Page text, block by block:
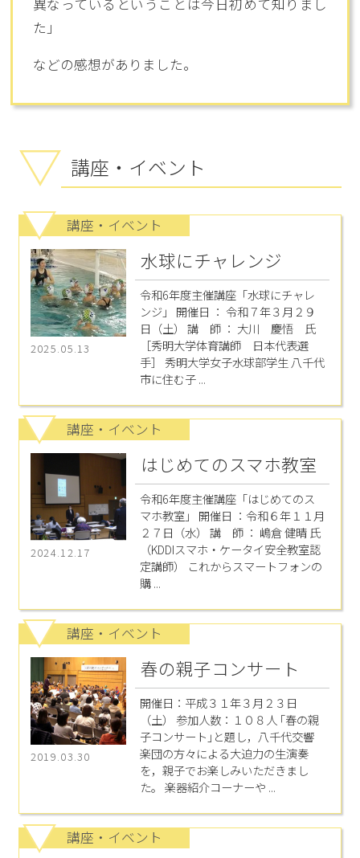
異なっているということは今日初めて知りまし
た」
などの感想がありました。
講座・イベント
講座・イベント
2025.05.13
水球にチャレンジ
令和6年度主催講座「水球にチャレ
ンジ」 開催日 ： 令和７年３月２９
日（土） 講 師 ： 大川 慶悟 氏
［秀明大学体育講師 日本代表選
手］ 秀明大学女子水球部学生 八千代
市に住む子 ...
講座・イベント
2024.12.17
はじめてのスマホ教室
令和6年度主催講座「はじめてのス
マホ教室」 開催日 ：令和６年１１月
２７日（水） 講 師 ： 嶋倉 健晴 氏
（KDDIスマホ・ケータイ安全教室認
定講師） これからスマートフォンの
購 ...
講座・イベント
2019.03.30
春の親子コンサート
開催日：平成３１年３月２３日
（土） 参加人数：１０８人 ｢春の親
子コンサート｣と題し，八千代交響
楽団の方々による大迫力の生演奏
を，親子でお楽しみいただきまし
た。 楽器紹介コーナーや ...
講座・イベント